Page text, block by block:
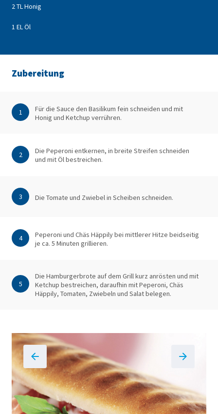
2 TL Honig
1 EL Öl
Zubereitung
1
Für die Sauce den Basilikum fein schneiden und mit
Honig und Ketchup verrühren.
2
Die Peperoni entkernen, in breite Streifen schneiden
und mit Öl bestreichen.
3 Die Tomate und Zwiebel in Scheiben schneiden.
4
Peperoni und Chäs Häppily bei mittlerer Hitze beidseitig
je ca. 5 Minuten grillieren.
5
Die Hamburgerbrote auf dem Grill kurz anrösten und mit
Ketchup bestreichen, daraufhin mit Peperoni, Chäs
Häppily, Tomaten, Zwiebeln und Salat belegen.